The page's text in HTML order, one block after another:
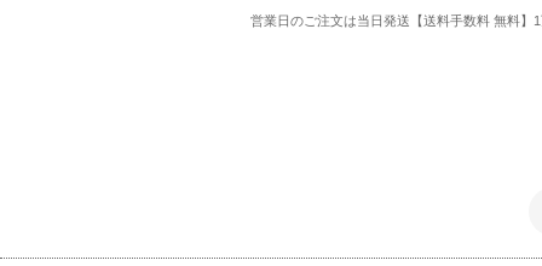
営業日のご注文は当日発送【送料手数料 無料